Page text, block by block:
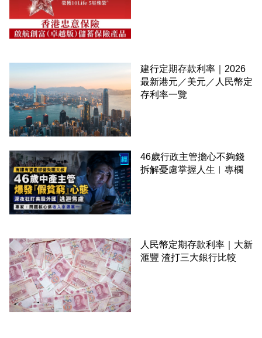
建行定期存款利率｜2026
最新港元／美元／人民幣定
存利率一覽
46歲行政主管擔心不夠錢
拆解憂慮掌握人生︳專欄
人民幣定期存款利率｜大新
滙豐 渣打三大銀行比較